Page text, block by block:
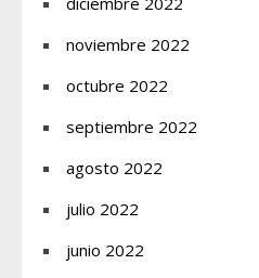
noviembre 2022
octubre 2022
septiembre 2022
agosto 2022
julio 2022
junio 2022